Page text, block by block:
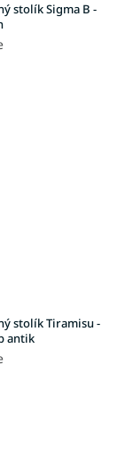
stolík Sigma B -
stolík Tiramisu -
antik